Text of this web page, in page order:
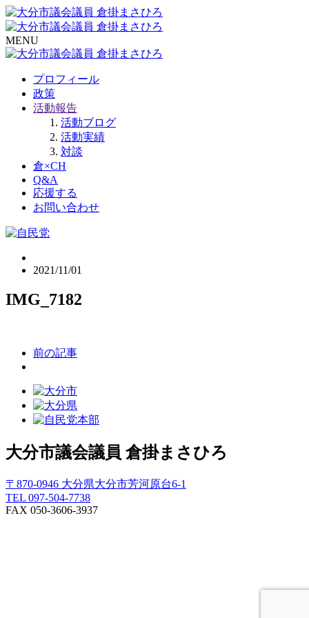
MENU
プロフィール
政策
活動報告
活動ブログ
活動実績
対談
倉×CH
Q&A
応援する
お問い合わせ
2021/11/01
IMG_7182
前の記事
大分市議会議員 倉掛まさひろ
〒870-0946 大分県大分市芳河原台6-1
TEL 097-504-7738
FAX 050-3606-3937